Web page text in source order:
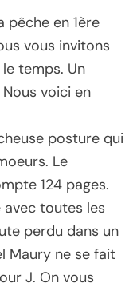
pêche en 1ère
vous invitons
temps. Un
voici en
posture qui
Le
124 pages.
toutes les
perdu dans un
Maury ne se fait
J. On vous